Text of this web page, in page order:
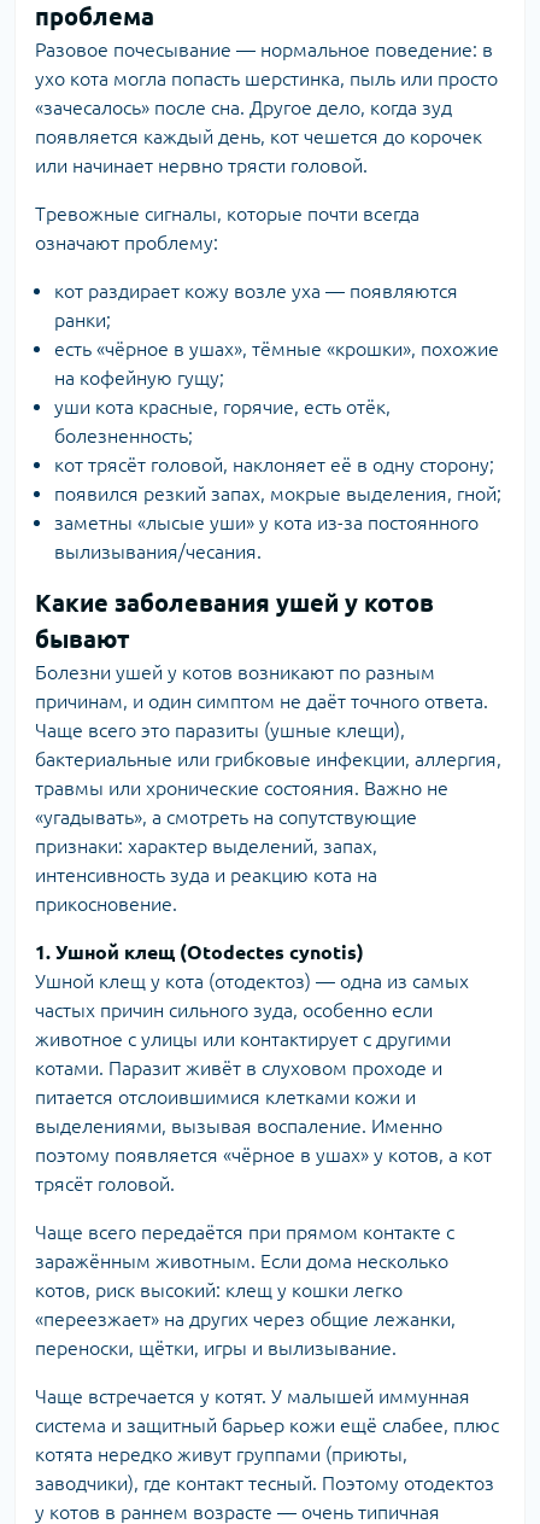
проблема
Разовое почесывание — нормальное поведение: в
ухо кота могла попасть шерстинка, пыль или просто
«зачесалось» после сна. Другое дело, когда зуд
появляется каждый день, кот чешется до корочек
или начинает нервно трясти головой.
Тревожные сигналы, которые почти всегда
означают проблему:
кот раздирает кожу возле уха — появляются
ранки;
есть «чёрное в ушах», тёмные «крошки», похожие
на кофейную гущу;
уши кота красные, горячие, есть отёк,
болезненность;
кот трясёт головой, наклоняет её в одну сторону;
появился резкий запах, мокрые выделения, гной;
заметны «лысые уши» у кота из-за постоянного
вылизывания/чесания.
Какие заболевания ушей у котов
бывают
Болезни ушей у котов возникают по разным
причинам, и один симптом не даёт точного ответа.
Чаще всего это паразиты (ушные клещи),
бактериальные или грибковые инфекции, аллергия,
травмы или хронические состояния. Важно не
«угадывать», а смотреть на сопутствующие
признаки: характер выделений, запах,
интенсивность зуда и реакцию кота на
прикосновение.
1. Ушной клещ (Otodectes cynotis)
Ушной клещ у кота (отодектоз) — одна из самых
частых причин сильного зуда, особенно если
животное с улицы или контактирует с другими
котами. Паразит живёт в слуховом проходе и
питается отслоившимися клетками кожи и
выделениями, вызывая воспаление. Именно
поэтому появляется «чёрное в ушах» у котов, а кот
трясёт головой.
Чаще всего передаётся при прямом контакте с
заражённым животным. Если дома несколько
котов, риск высокий: клещ у кошки легко
«переезжает» на других через общие лежанки,
переноски, щётки, игры и вылизывание.
Чаще встречается у котят. У малышей иммунная
система и защитный барьер кожи ещё слабее, плюс
котята нередко живут группами (приюты,
заводчики), где контакт тесный. Поэтому отодектоз
у котов в раннем возрасте — очень типичная